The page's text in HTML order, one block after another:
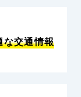
な交通情報